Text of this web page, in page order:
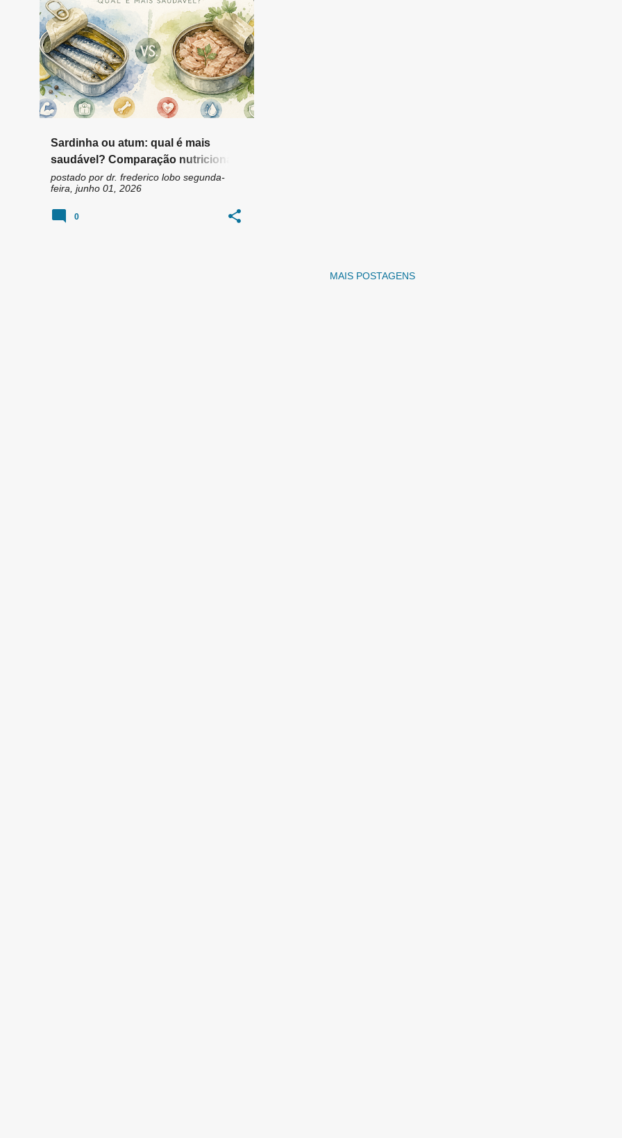
n
s
Sardinha ou atum: qual é mais
saudável? Comparação nutricional
completa segundo a tabela TACO
postado por dr. frederico lobo segunda-
feira, junho 01, 2026
ATUM CÁLCIO MERCÚRIO +4
0
MAIS POSTAGENS